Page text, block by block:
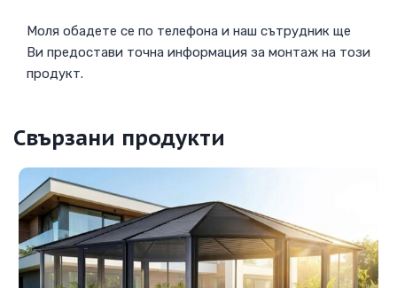
Моля обадете се по телефона и наш сътрудник ще
Ви предостави точна информация за монтаж на този
продукт.
Свързани продукти